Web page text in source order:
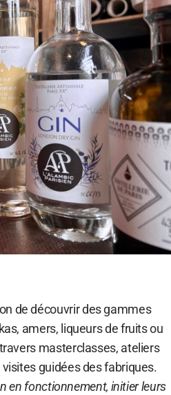
de découvrir des gammes
amers, liqueurs de fruits ou
masterclasses, ateliers
guidées des fabriques.
en fonctionnement, initier leurs